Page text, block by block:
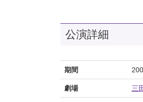
公演詳細
期間
劇場 三